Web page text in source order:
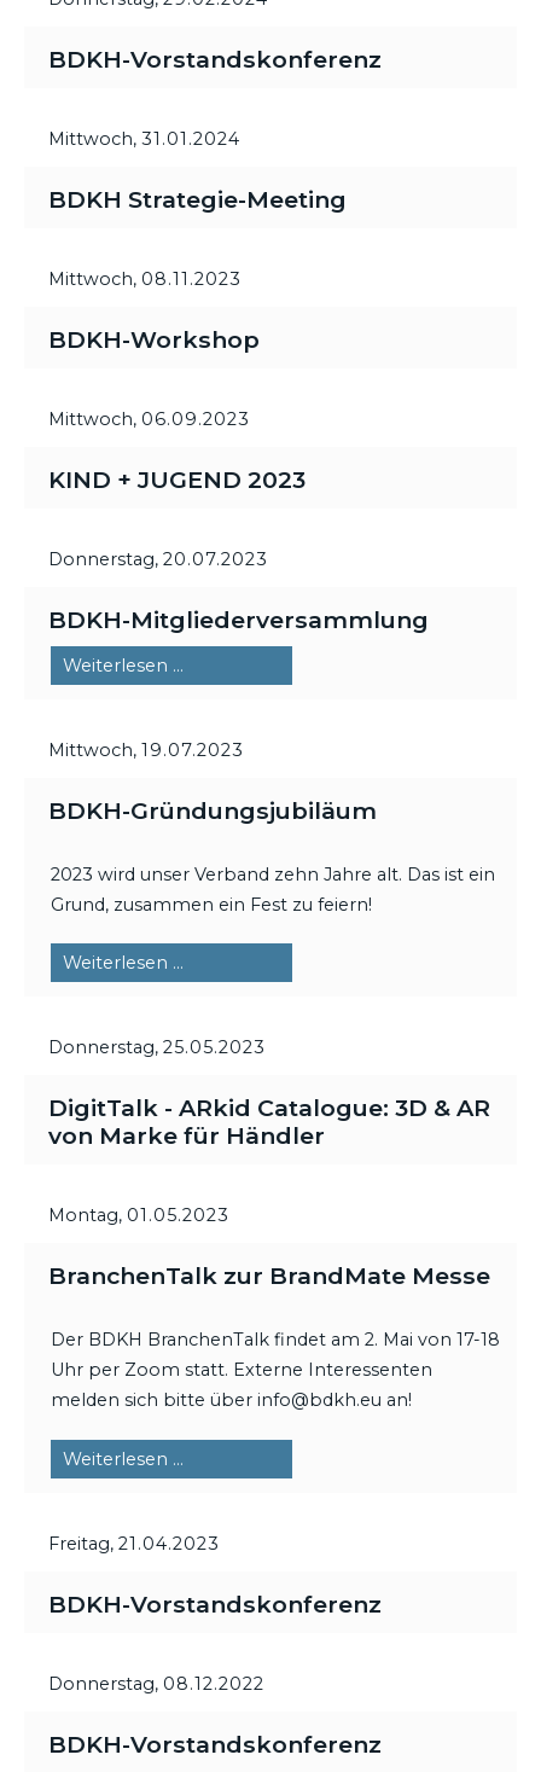
BDKH-Vorstandskonferenz
Mittwoch, 31.01.2024
BDKH Strategie-Meeting
Mittwoch, 08.11.2023
BDKH-Workshop
Mittwoch, 06.09.2023
KIND + JUGEND 2023
Donnerstag, 20.07.2023
BDKH-Mitgliederversammlung
Weiterlesen …
Mittwoch, 19.07.2023
BDKH-Gründungsjubiläum
2023 wird unser Verband zehn Jahre alt. Das ist ein
Grund, zusammen ein Fest zu feiern!
Weiterlesen …
Donnerstag, 25.05.2023
DigitTalk - ARkid Catalogue: 3D & AR
von Marke für Händler
Montag, 01.05.2023
BranchenTalk zur BrandMate Messe
Der BDKH BranchenTalk findet am 2. Mai von 17-18
Uhr per Zoom statt. Externe Interessenten
melden sich bitte über info@bdkh.eu an!
Weiterlesen …
Messe
Freitag, 21.04.2023
BDKH-Vorstandskonferenz
Donnerstag, 08.12.2022
BDKH-Vorstandskonferenz